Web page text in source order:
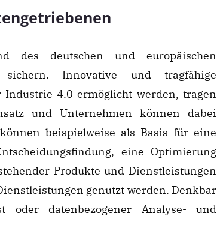
des deutschen und europäischen
Innovative und tragfähige
Industrie 4.0 ermöglicht werden, tragen
und Unternehmen können dabei
beispielweise als Basis für eine
eine Optimierung
Produkte und Dienstleistungen
genutzt werden. Denkbar
datenbezogener Analyse- und